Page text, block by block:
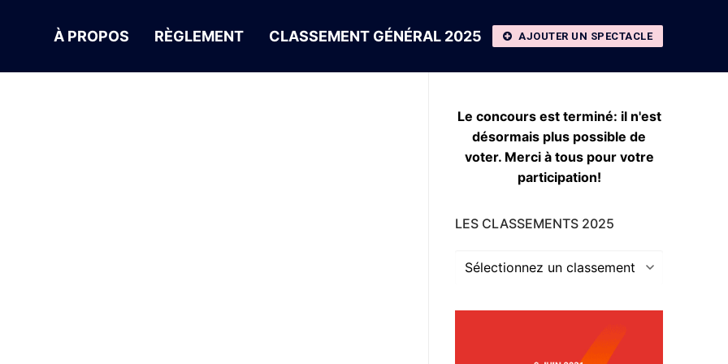
À PROPOS RÈGLEMENT CLASSEMENT GÉNÉRAL 2025 AJOUTER UN SPECTACLE
Le concours est terminé: il n'est
désormais plus possible de
voter. Merci à tous pour votre
participation!
LES CLASSEMENTS 2025
Les